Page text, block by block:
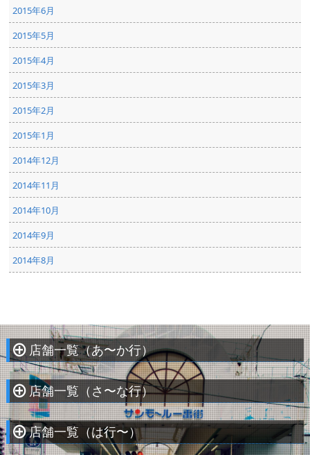
2015年6月
2015年5月
2015年4月
2015年3月
2015年2月
2015年1月
2014年12月
2014年11月
2014年10月
2014年9月
2014年8月
À 店舗一覧（あ〜か行）
À 店舗一覧（さ〜な行）
À 店舗一覧（は行〜）